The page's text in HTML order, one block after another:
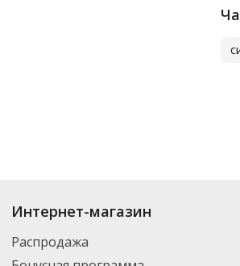
Купить
Вы можете выбрать нужный товар и добавить
партнерской транспортной компанией DPD.
Интернет-магазин
Распродажа